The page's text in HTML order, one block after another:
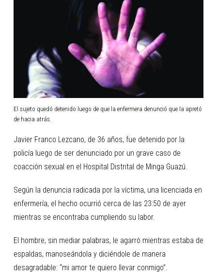
El sujeto quedó detenido luego de que la enfermera denunció que la apretó
de hacia atrás.
Javier Franco Lezcano, de 36 años, fue detenido por la
policía luego de ser denunciado por un grave caso de
coacción sexual en el Hospital Distrital de Minga Guazú.
Según la denuncia radicada por la víctima, una licenciada en
enfermería, el hecho ocurrió cerca de las 23:50 de ayer
mientras se encontraba cumpliendo su labor.
El hombre, sin mediar palabras, le agarró mientras estaba de
espaldas, manoseándola y diciéndole de manera
desagradable: “mi amor te quiero llevar conmigo”.